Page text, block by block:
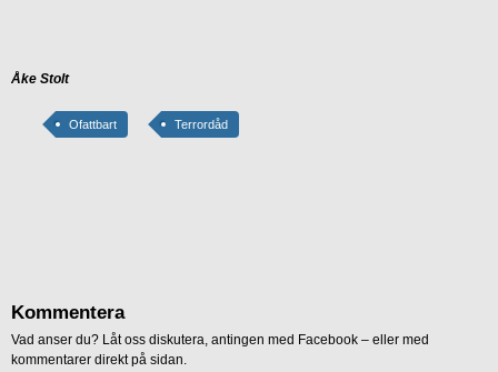
Åke Stolt
Ofattbart Terrordåd
Kommentera
Vad anser du? Låt oss diskutera, antingen med Facebook – eller med
kommentarer direkt på sidan.